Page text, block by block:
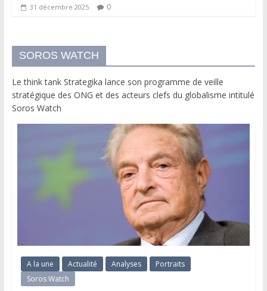
31 décembre 2025 0
SOROS WATCH
Le think tank Strategika lance son programme de veille
stratégique des ONG et des acteurs clefs du globalisme intitulé
Soros Watch
A la une Actualité Analyses
Portraits
Soros Watch